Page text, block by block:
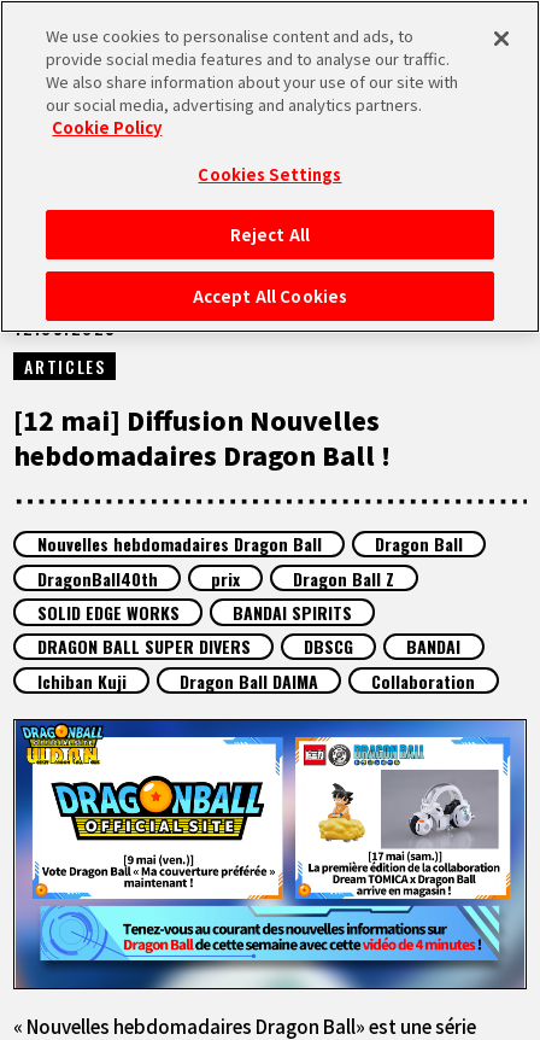
MEN
ACCUEIL
NEWS
À NE PAS MANQUER
ARTICLES
À PROPOS
LANGUAGE
JP
EN FR DE ES
NEWS
12.05.2025
ARTICLES
[12 mai] Diffusion Nouvelles
hebdomadaires Dragon Ball !
Nouvelles hebdomadaires Dragon Ball
Dragon Ball
DragonBall40th
prix
Dragon Ball Z
SOLID EDGE WORKS
BANDAI SPIRITS
DRAGON BALL SUPER DIVERS
DBSCG
BANDAI
Ichiban Kuji
Dragon Ball DAIMA Collaboration
« Nouvelles hebdomadaires Dragon Ball» est une série
We use cookies to personalise content and ads, to
provide social media features and to analyse our traffic.
We also share information about your use of our site with
our social media, advertising and analytics partners.
Cookie Policy
Cookies Settings
Reject All
Accept All Cookies